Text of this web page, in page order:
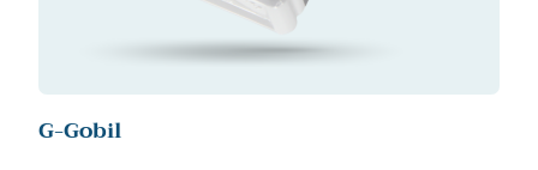
G-Gobil